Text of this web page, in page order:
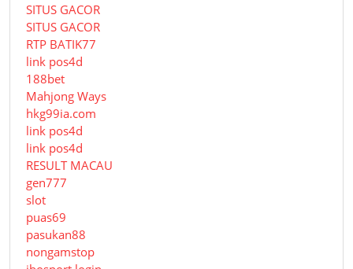
SITUS GACOR
SITUS GACOR
RTP BATIK77
link pos4d
188bet
Mahjong Ways
hkg99ia.com
link pos4d
link pos4d
RESULT MACAU
gen777
slot
puas69
pasukan88
nongamstop